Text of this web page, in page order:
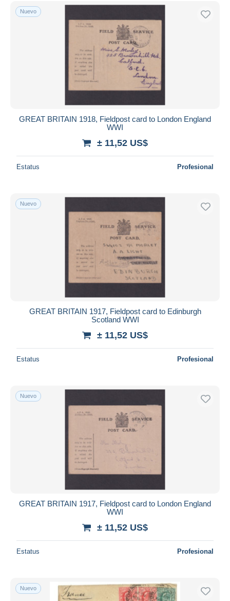
Sólo con descuento
Envío gratis
PayPal
Transferencia bancaria
Mastercard
Bancontact
iDeal
Residencia del vendedor
Aplicar
Nuevo
GREAT BRITAIN 1918, Fieldpost card to London England
WWI
± 11,52 US$
Estatus Profesional
Nuevo
GREAT BRITAIN 1917, Fieldpost card to Edinburgh
Scotland WWI
± 11,52 US$
Estatus Profesional
Nuevo
GREAT BRITAIN 1917, Fieldpost card to London England
WWI
± 11,52 US$
Estatus Profesional
Nuevo